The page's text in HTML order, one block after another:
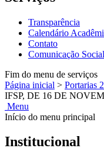
Transparência
Calendário
Contato
Comunicação Social
Fim do menu de serviços
Página inicial > Portarias
IFSP, DE 16 DE
Menu
Início do menu principal
Institucional